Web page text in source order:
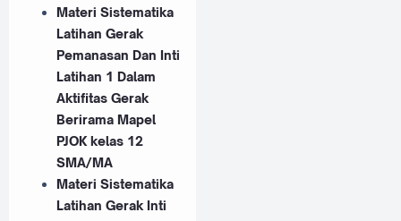
Materi Sistematika
Latihan Gerak
Pemanasan Dan Inti
Latihan 1 Dalam
Aktifitas Gerak
Berirama Mapel
PJOK kelas 12
SMA/MA
Materi Sistematika
Latihan Gerak Inti